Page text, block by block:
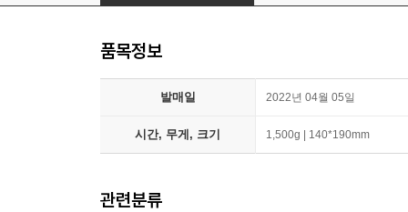
품목정보
발매일 2022년 04월 05일
시간, 무게, 크기 1,500g | 140*190mm
관련분류